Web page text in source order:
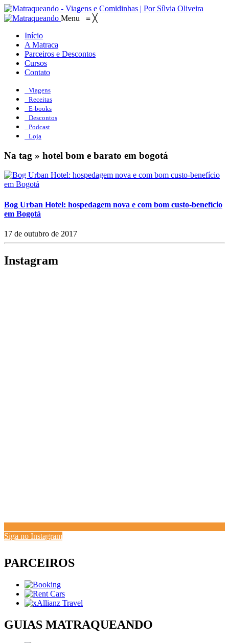
Menu ≡ ╳
Início
A Matraca
Parceiros e Descontos
Cursos
Contato
Viagens
Receitas
E-books
Descontos
Podcast
Loja
Na tag » hotel bom e barato em bogotá
Bog Urban Hotel: hospedagem nova e com bom custo-benefício
em Bogotá
17 de outubro de 2017
Instagram
Siga no Instagram
PARCEIROS
GUIAS MATRAQUEANDO